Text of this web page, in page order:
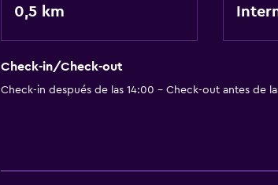
0,5 km
Check-in/Check-out
Check-in después de las 14:00 - Check-out antes de